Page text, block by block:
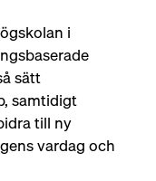
i
sätt
samtidigt
till ny
vardag och